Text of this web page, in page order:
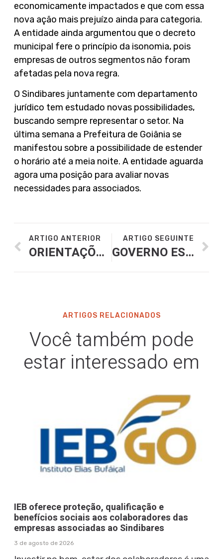
economicamente impactados e que com essa
nova ação mais prejuízo ainda para categoria.
A entidade ainda argumentou que o decreto
municipal fere o princípio da isonomia, pois
empresas de outros segmentos não foram
afetadas pela nova regra.
O Sindibares juntamente com departamento
jurídico tem estudado novas possibilidades,
buscando sempre representar o setor. Na
última semana a Prefeitura de Goiânia se
manifestou sobre a possibilidade de estender
o horário até a meia noite. A entidade aguarda
agora uma posição para avaliar novas
necessidades para associados.
ARTIGO ANTERIOR
ORIENTAÇÕES PARA BARES E RESTAURANTES EM RELAÇÃO A NOVO DECRETO DA PREFEITURA DE GOIÂNIA
ARTIGO SEGUINTE
GOVERNO ESTUDA NOVO CORTE DE SALÁRIO SÓ EM ÁREAS MAIS ATINGIDAS, COMO BARES
ARTIGOS RELACIONADOS
Você também pode
estar interessado em
IEB oferece proteção, qualificação e
benefícios sociais aos colaboradores das
empresas associadas ao Sindibares
3 de agosto de 2026